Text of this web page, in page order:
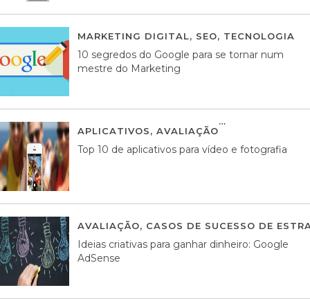
MARKETING DIGITAL, SEO, TECNOLOGIA
10 segredos do Google para se tornar num
mestre do Marketing
APLICATIVOS, AVALIAÇÃO
Top 10 de aplicativos para vídeo e fotografia
AVALIAÇÃO, CASOS DE SUCESSO DE
Ideias criativas para ganhar dinheiro: Google
AdSense